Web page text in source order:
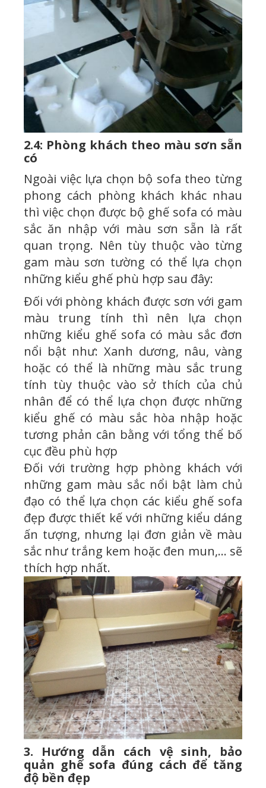
2.4: Phòng khách theo màu sơn sẵn
có
Ngoài việc lựa chọn bộ sofa theo từng
phong cách phòng khách khác nhau
thì việc chọn được bộ ghế sofa có màu
sắc ăn nhập với màu sơn sẵn là rất
quan trọng. Nên tùy thuộc vào từng
gam màu sơn tường có thể lựa chọn
những kiểu ghế phù hợp sau đây:
Đối với phòng khách được sơn với gam
màu trung tính thì nên lựa chọn
những kiểu ghế sofa có màu sắc đơn
nổi bật như: Xanh dương, nâu, vàng
hoặc có thể là những màu sắc trung
tính tùy thuộc vào sở thích của chủ
nhân để có thể lựa chọn được những
kiểu ghế có màu sắc hòa nhập hoặc
tương phản cân bằng với tổng thể bố
cục đều phù hợp
Đối với trường hợp phòng khách với
những gam màu sắc nổi bật làm chủ
đạo có thể lựa chọn các kiểu ghế sofa
đẹp được thiết kế với những kiểu dáng
ấn tượng, nhưng lại đơn giản về màu
sắc như trắng kem hoặc đen mun,… sẽ
thích hợp nhất.
3. Hướng dẫn cách vệ sinh, bảo
quản ghế sofa đúng cách để tăng
độ bền đẹp